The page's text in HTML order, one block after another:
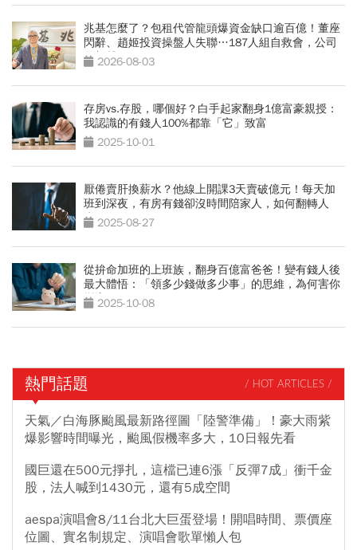
兆基怎麼了？包租代管龍頭爆資金缺口逾百億！董座
閃辭、趙姬投資操盤人失聯…187人組自救會，公司
最新聲明
2026-08-03
存房vs.存股，哪個好？白手起家翻身1億富豪親授：
我認識的有錢人100%都靠「它」致富
2025-10-01
厭倦賣肝換薪水？他線上開課3天賣破億元！每天加
班到深夜，有房有錢卻沒時間陪家人，如何翻轉人
生？2025-08-27
從拚命加班的上班族，翻身百億富爸爸！變有錢人後
最大體悟：「領多少錢做多少事」的思維，為何害你
變窮？
2025-10-08
熱門話題 / HOT ARTICLES /
天氣／白海豚颱風最新路徑圖「陸警準備」！豪大雨紫
爆影響時間曝光，颱風假機率多大，10日報先看
國巨還在500元掙扎，這檔已連6漲「反彈7成」衝千金
股，法人喊到1430元，還有5成空間
aespa演唱會8/11台北大巨蛋登場！開唱時間、票價座
位圖、實名制規定、演唱會歌單懶人包